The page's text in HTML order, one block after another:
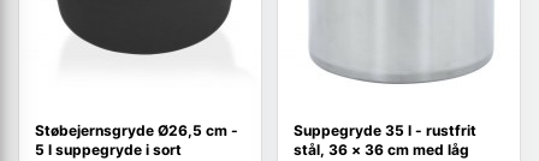
Støbejernsgryde Ø26,5 cm -
5 l suppegryde i sort
Suppegryde 35 l - rustfrit
stål, 36 × 36 cm med låg